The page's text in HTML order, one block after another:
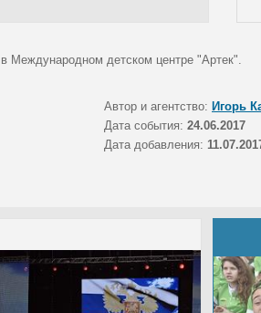
Международном детском центре "Артек".
Автор и агентство: Игорь
Дата события: 24.06.2017
Дата добавления: